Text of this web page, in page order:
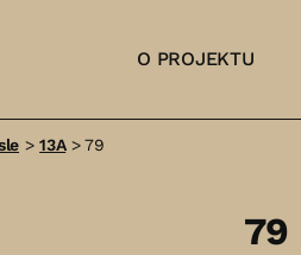
O PROJEKTU
>13A>79
79